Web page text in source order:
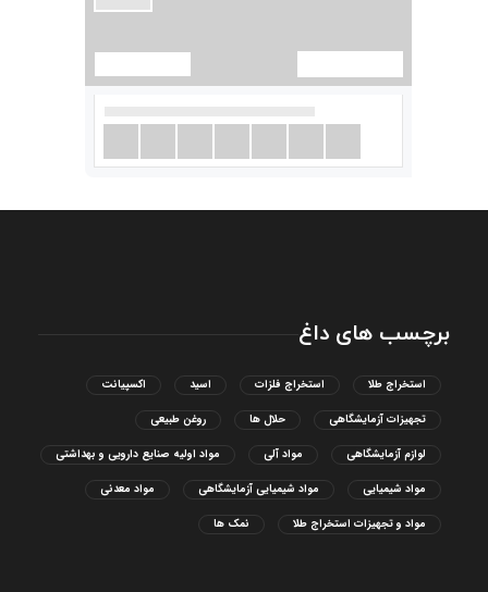
برچسب های داغ
استخراج طلا استخراج فلزات اسید اکسپیانت
تجهیزات آزمایشگاهی حلال ها روغن طبیعی
لوازم آزمایشگاهی مواد آلی مواد اولیه صنایع دارویی و بهداشتی
مواد شیمیایی مواد شیمیایی آزمایشگاهی مواد معدنی
مواد و تجهیزات استخراج طلا نمک ها